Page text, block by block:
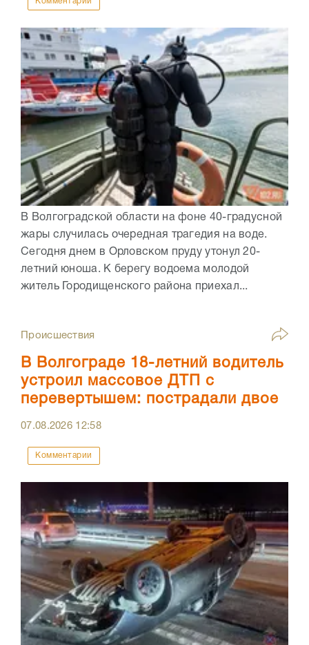
В Волгоградской области на фоне 40-градусной
жары случилась очередная трагедия на воде.
Сегодня днем в Орловском пруду утонул 20-
летний юноша. К берегу водоема молодой
житель Городищенского района приехал...
Происшествия
В Волгограде 18-летний водитель
устроил массовое ДТП с
перевертышем: пострадали двое
07.08.2026 12:58
Комментарии